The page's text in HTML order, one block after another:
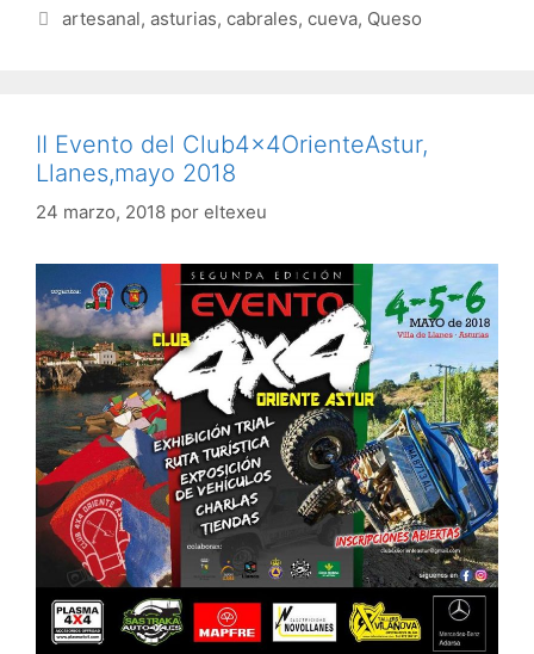
Etiquetas
artesanal, asturias, cabrales, cueva, Queso
II Evento del Club4x4OrienteAstur,
Llanes,mayo 2018
24 marzo, 2018 por eltexeu